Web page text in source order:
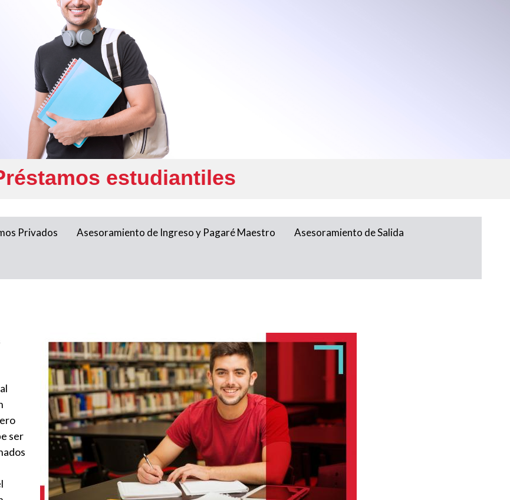
estudiantiles
Privados Asesoramiento de Ingreso y Pagaré Maestro Asesoramiento de Salida
Imagen
ser